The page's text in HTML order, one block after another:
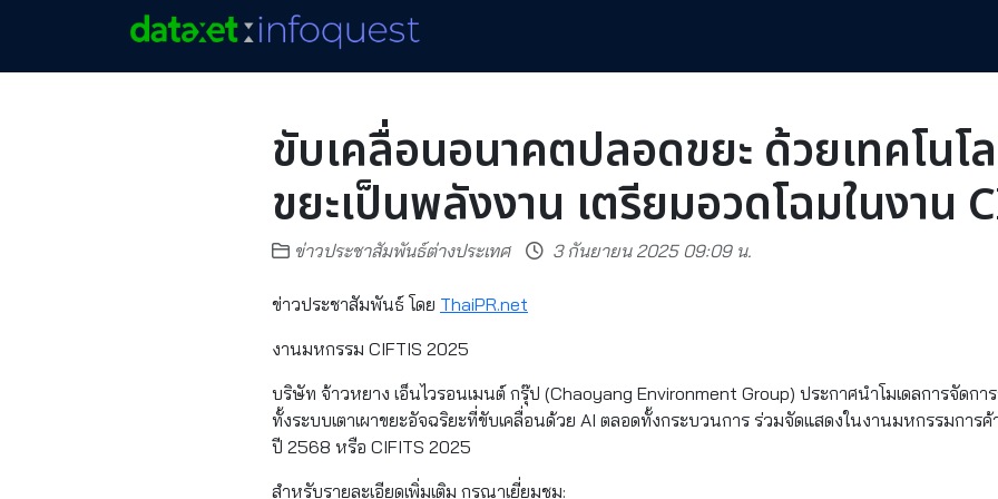
ขับเคลื่อนอนาคตปลอดขยะ ด้วยเทคโนโ
ขยะเป็นพลังงาน เตรียมอวดโฉมในงาน
ข่าวประชาสัมพันธ์ต่างประเทศ 3 กันยายน 2025 09:09 น.
ข่าวประชาสัมพันธ์ โดย ThaiPR.net
งานมหกรรม CIFTIS 2025
บริษัท จ้าวหยาง เอ็นไวรอนเมนต์ กรุ๊ป (Chaoyang Environment Group) ประกาศนำโมเดลการจัดก
ทั้งระบบเตาเผาขยะอัจฉริยะที่ขับเคลื่อนด้วย AI ตลอดทั้งกระบวนการ ร่วมจัดแสดงในงานมหกรรมการ
ปี 2568 หรือ CIFITS 2025
สำหรับรายละเอียดเพิ่มเติม กรุณาเยี่ยมชม: